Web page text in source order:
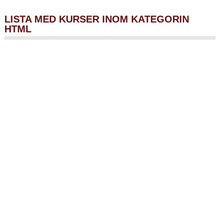
LISTA MED KURSER INOM KATEGORIN
HTML